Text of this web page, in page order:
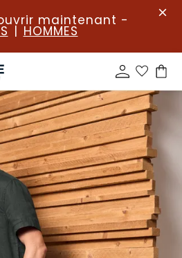
maintenant -
| HOMMES